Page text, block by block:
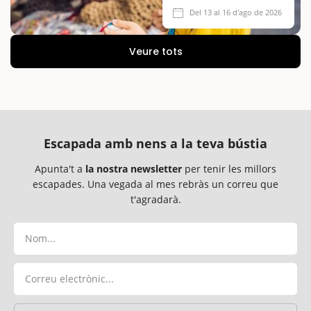
Del 13 al 16 d'ago de 2026
Veure tots
Escapada amb nens a la teva bústia
Apunta't a la nostra newsletter per tenir les millors
escapades. Una vegada al mes rebràs un correu que
t'agradarà.